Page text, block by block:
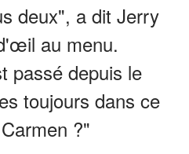
deux", a dit Jerry
au menu.
passé depuis le
toujours dans ce
?"